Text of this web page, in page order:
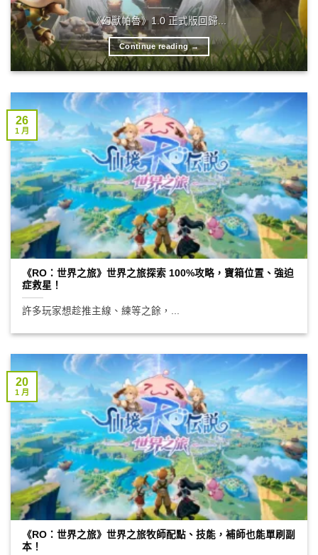
《幻獸帕魯》1.0 正式版回歸...
Continue reading→
《RO：世界之旅》世界之旅探索 100%攻略，寶箱位置、強迫
症救星！
許多玩家想趁推主線、練等之餘，...
26
1 月
《RO：世界之旅》世界之旅牧師配點、技能，補師也能單刷副
本！
20
1 月